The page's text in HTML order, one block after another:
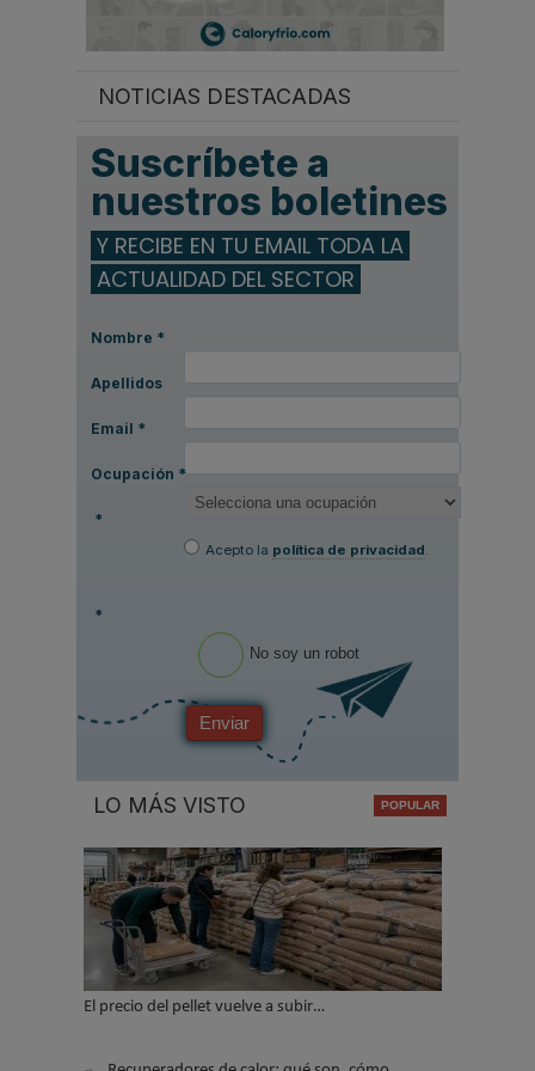
NOTICIAS DESTACADAS
Suscríbete a
nuestros boletines
Y RECIBE EN TU EMAIL TODA LA
ACTUALIDAD DEL SECTOR
Nombre *
Apellidos
Email *
Ocupación *
*
Acepto la política de privacidad.
*
No soy un robot
Enviar
LO MÁS VISTO
El precio del pellet vuelve a subir…